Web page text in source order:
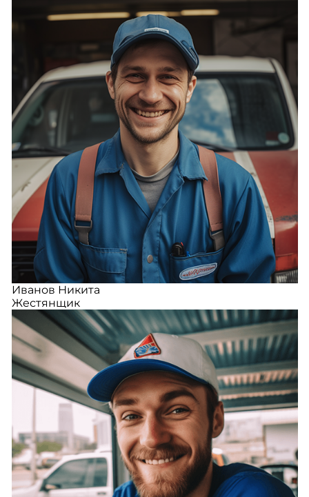
Иванов Никита
Жестянщик